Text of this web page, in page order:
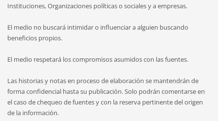
Instituciones, Organizaciones políticas o sociales y a empresas.
El medio no buscará intimidar o influenciar a alguien buscando
beneficios propios.
El medio respetará los compromisos asumidos con las fuentes.
Las historias y notas en proceso de elaboración se mantendrán de
forma confidencial hasta su publicación. Solo podrán comentarse en
el caso de chequeo de fuentes y con la reserva pertinente del origen
de la información.